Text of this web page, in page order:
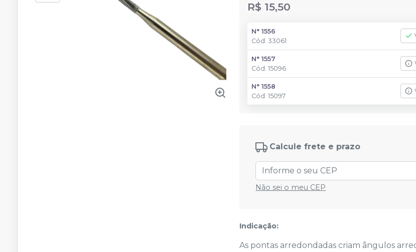
R$ 15,50
N° 1556
Cód.33061
N° 1557
Cód.15096
N° 1558
Cód.15097
Calcule frete e prazo
Não sei o meu CEP
Indicação:
As pontas arredondadas criam ângulos